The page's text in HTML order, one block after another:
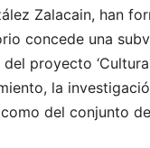
Zalacain, han
concede una
proyecto
la
del conjunto